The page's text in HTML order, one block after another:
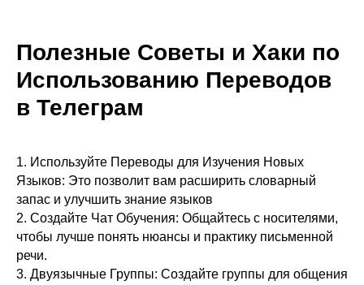
Полезные Советы и Хаки по
Использованию Переводов
в Телеграм
1. Используйте Переводы для Изучения Новых
Языков: Это позволит вам расширить словарный
запас и улучшить знание языков
2. Создайте Чат Обучения: Общайтесь с носителями,
чтобы лучше понять нюансы и практику письменной
речи.
3. Двуязычные Группы: Создайте группы для общения